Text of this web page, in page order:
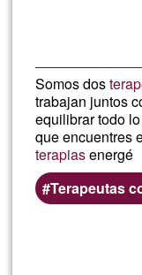
Somos dos
trabajan juntos
equilibrar todo
que encuentres
terapiasenergé
Terapeutas